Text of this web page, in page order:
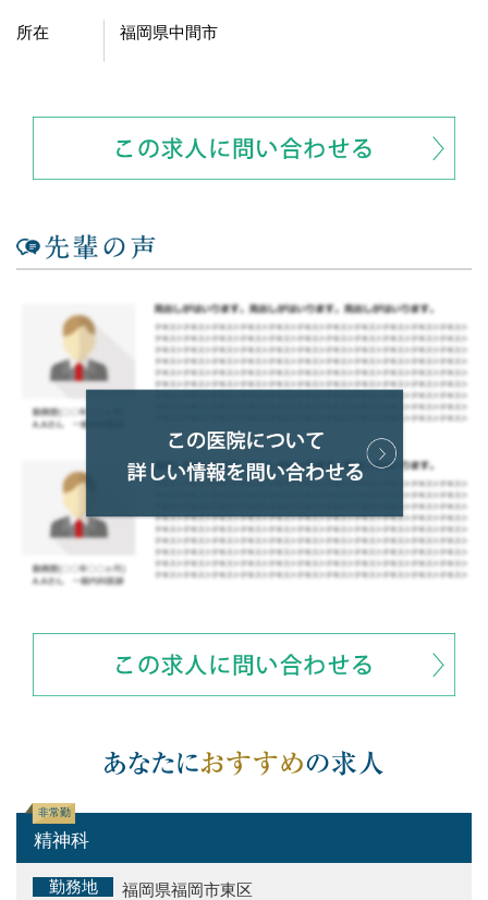
所在 福岡県中間市
非常勤
精神科
勤務地
福岡県福岡市東区